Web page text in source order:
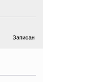
Записан